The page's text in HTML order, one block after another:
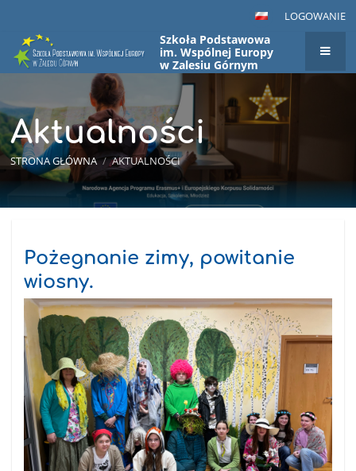
LOGOWANIE
Szkoła Podstawowa
im. Wspólnej Europy
w Zalesiu Górnym
Aktualności
STRONA GŁÓWNA / AKTUALNOŚCI
Pożegnanie zimy, powitanie
wiosny.